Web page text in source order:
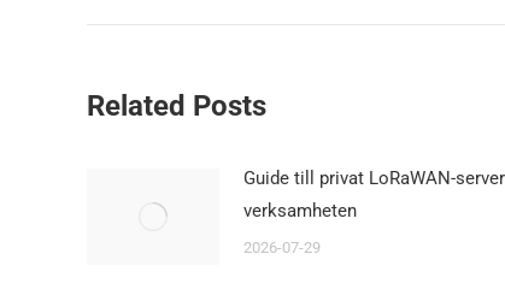
Related Posts
Guide till privat LoRaWAN-
verksamheten
2026-07-29